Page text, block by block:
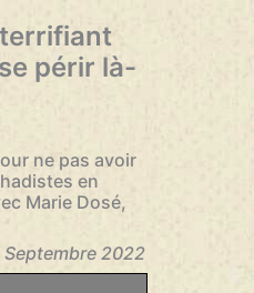
périr là-
ne pas avoir
en
Marie Dosé,
Septembre 2022